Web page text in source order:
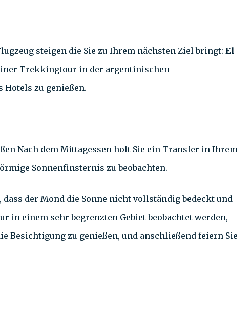
steigen die Sie zu Ihrem nächsten Ziel bringt: El
Trekkingtour in der argentinischen
zu genießen.
Nach dem Mittagessen holt Sie ein Transfer in Ihrem
Sonnenfinsternis zu beobachten.
der Mond die Sonne nicht vollständig bedeckt und
in einem sehr begrenzten Gebiet beobachtet werden,
Besichtigung zu genießen, und anschließend feiern Sie